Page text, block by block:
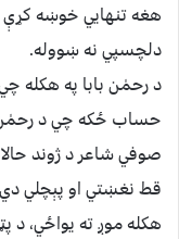
هغه تنهايي خوښه كړې
دلچسپي نه ښووله.
د رحمٰن بابا په هكله
حساب ځكه چي د رحمٰن
صوفي شاعر د ژوند
قط نغښتي او پېچلي دي
هكله موږ ته يواځي، د